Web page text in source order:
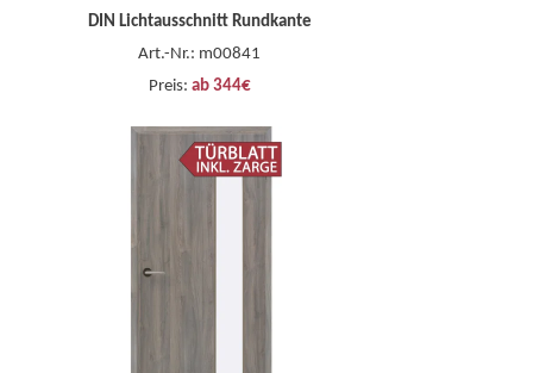
DIN Lichtausschnitt Rundkante
Art.-Nr.: m00841
Preis: ab 344€